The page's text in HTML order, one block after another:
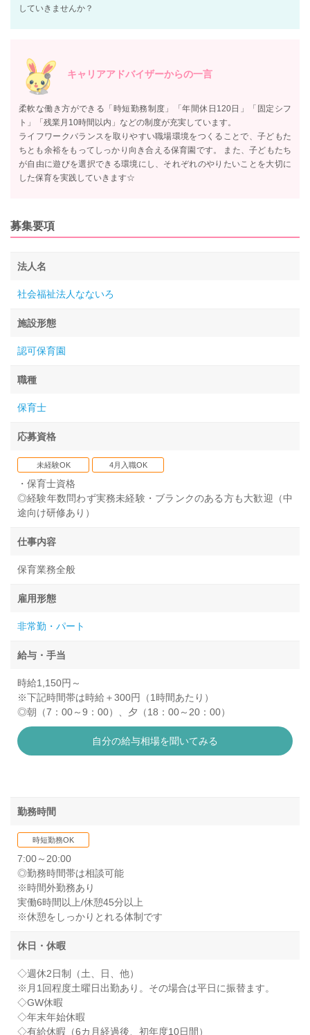
していきませんか？
キャリアアドバイザーからの一言
柔軟な働き方ができる「時短勤務制度」「年間休日120日」「固定シフ
ト」「残業月10時間以内」などの制度が充実しています。
ライフワークバランスを取りやすい職場環境をつくることで、子どもた
ちとも余裕をもってしっかり向き合える保育園です。 また、子どもたち
が自由に遊びを選択できる環境にし、それぞれのやりたいことを大切に
した保育を実践していきます☆
募集要項
法人名
社会福祉法人なないろ
施設形態
認可保育園
職種
保育士
応募資格
未経験OK 4月入職OK
・保育士資格
◎経験年数問わず実務未経験・ブランクのある方も大歓迎（中
途向け研修あり）
仕事内容
保育業務全般
雇用形態
非常勤・パート
給与・手当
時給1,150円～
※下記時間帯は時給＋300円（1時間あたり）
◎朝（7：00～9：00）、夕（18：00～20：00）
自分の給与相場を聞いてみる
勤務時間
時短勤務OK
7:00～20:00
◎勤務時間帯は相談可能
※時間外勤務あり
実働6時間以上/休憩45分以上
※休憩をしっかりとれる体制です
休日・休暇
◇週休2日制（土、日、他）
※月1回程度土曜日出勤あり。その場合は平日に振替ます。
◇GW休暇
◇年末年始休暇
◇有給休暇（6カ月経過後、初年度10日間）